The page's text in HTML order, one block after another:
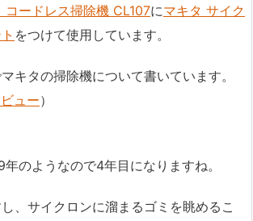
コードレス掃除機 CL107にマキタ サイク
をつけて使用しています。
キタの掃除機について書いています。
ュー）
のようなので4年目になりますね。
、サイクロンに溜まるゴミを眺めるこ